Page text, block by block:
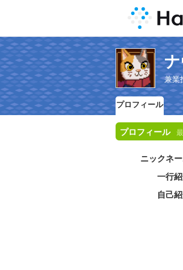
兼業
プロフィール
プロフィール
ニックネ
一行
自己